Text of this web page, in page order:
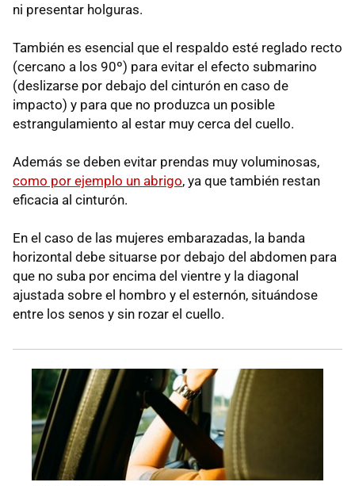
ni presentar holguras.
También es esencial que el respaldo esté reglado recto
(cercano a los 90º) para evitar el efecto submarino
(deslizarse por debajo del cinturón en caso de
impacto) y para que no produzca un posible
estrangulamiento al estar muy cerca del cuello.
Además se deben evitar prendas muy voluminosas,
como por ejemplo un abrigo, ya que también restan
eficacia al cinturón.
En el caso de las mujeres embarazadas, la banda
horizontal debe situarse por debajo del abdomen para
que no suba por encima del vientre y la diagonal
ajustada sobre el hombro y el esternón, situándose
entre los senos y sin rozar el cuello.